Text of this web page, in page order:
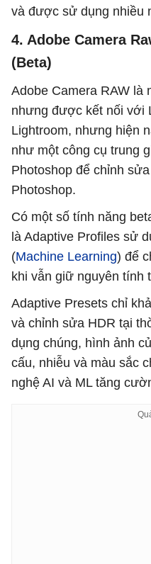
và được sử dụng nhiều
4. Adobe Camera
(Beta)
Adobe Camera RAW là
nhưng được kết nối với
Lightroom, nhưng hiện
như một công cụ trung
Photoshop để chỉnh
Photoshop.
Có một số tính năng
là Adaptive Profiles sử
(Machine Learning) để
khi vẫn giữ nguyên tính
Adaptive Presets chỉ
và chỉnh sửa HDR tại
dụng chúng, hình ảnh
cấu, nhiễu và màu sắc
nghệ AI và ML tăng